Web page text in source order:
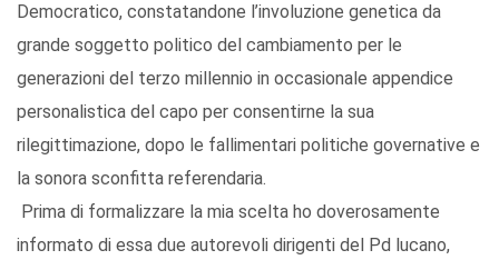
Democratico, constatandone l’involuzione genetica da
grande soggetto politico del cambiamento per le
generazioni del terzo millennio in occasionale appendice
personalistica del capo per consentirne la sua
rilegittimazione, dopo le fallimentari politiche governative e
la sonora sconfitta referendaria.
Prima di formalizzare la mia scelta ho doverosamente
informato di essa due autorevoli dirigenti del Pd lucano,